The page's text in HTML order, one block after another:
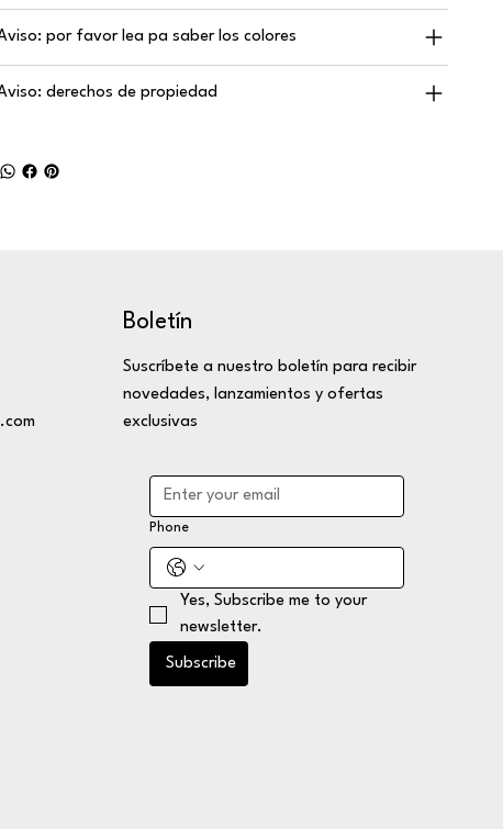
por favor lea pa saber los colores
derechos de propiedad
Boletín
Suscríbete a nuestro boletín para recibir
novedades, lanzamientos y ofertas
exclusivas
Phone
Yes, Subscribe me to your
newsletter.
Subscribe